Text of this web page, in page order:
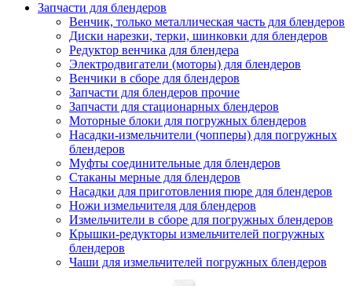
Запчасти для блендеров
Венчик, только металлическая часть для блендеров
Диски нарезки, терки, шинковки для блендеров
Редуктор венчика для блендера
Электродвигатели (моторы) для блендеров
Венчики в сборе для блендеров
Запчасти для блендеров прочие
Запчасти для стационарных блендеров
Моторные блоки для погружных блендеров
Насадки-измельчители (чопперы) для погружных
блендеров
Муфты соединительные для блендеров
Стаканы мерные для блендеров
Насадки для приготовления пюре для блендеров
Ножи измельчителя для блендеров
Измельчители в сборе для погружных блендеров
Крышки-редукторы измельчителей погружных
блендеров
Чаши для измельчителей погружных блендеров